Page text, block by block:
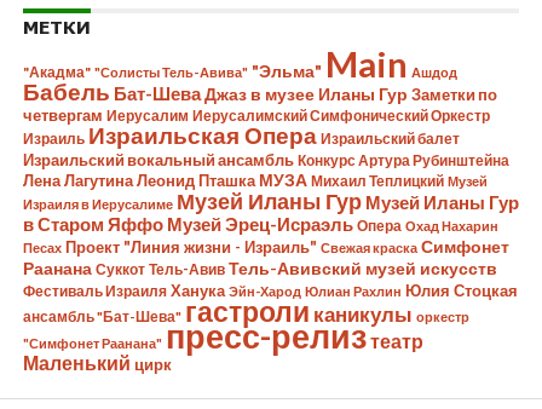
МЕТКИ
"Акадма" "Солисты Тель-Авива" "Эльма" Main Ашдод
Бабель Бат-ШеваДжаз в музее Иланы Гур Заметки по
четвергам Иерусалим Иерусалимский Симфонический Оркестр
Израиль Израильская Опера Израильский балет
Израильский вокальный ансамбль Конкурс Артура Рубинштейна
Лена Лагутина Леонид Пташка МУЗА Михаил Теплицкий Музей
Израиля в Иерусалиме Музей Иланы Гур Музей Иланы Гур
в Старом Яффо Музей Эрец-Исраэль Опера Охад Нахарин
Песах Проект "Линия жизни - Израиль" Свежая краска Симфонет
Раанана Суккот Тель-Авив Тель-Авивский музей искусств
Фестиваль Израиля Ханука Эйн-Харод Юлиан Рахлин Юлия Стоцкая
ансамбль "Бат-Шева" гастроли каникулы оркестр
"Симфонет Раанана" пресс-релизтеатр
Маленький цирк